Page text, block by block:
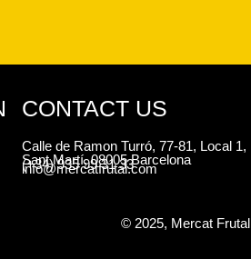
CONTACT US
Calle de Ramon Turró, 77-81, Local 1,
Sant Martí, 08005 Barcelona
(+34) 935 99 31 33
info@mercatfrutal.com
© 2025, Mercat Frutal